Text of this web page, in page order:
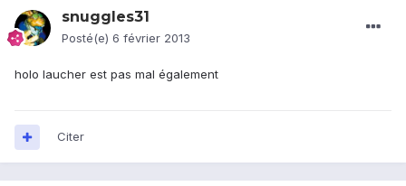
snuggles31
Posté(e) 6 février 2013
holo laucher est pas mal également
Citer